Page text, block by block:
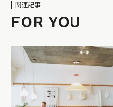
関連記事
FOR YOU